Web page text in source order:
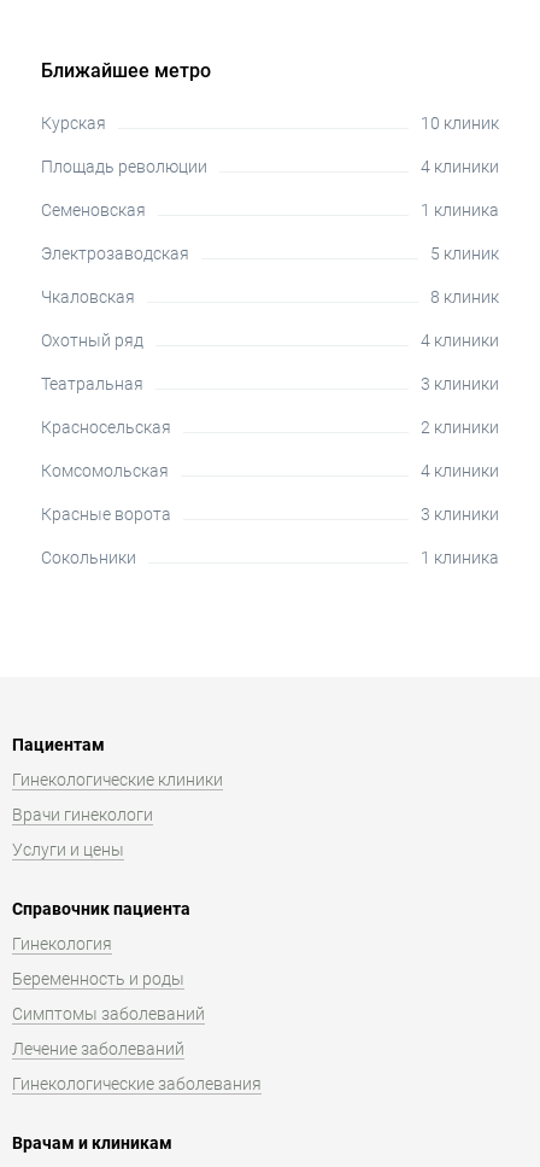
Ближайшее метро
Курская 10 клиник
Площадь революции 4 клиники
Семеновская 1 клиника
Электрозаводская 5 клиник
Чкаловская 8 клиник
Охотный ряд 4 клиники
Театральная 3 клиники
Красносельская 2 клиники
Комсомольская 4 клиники
Красные ворота 3 клиники
Сокольники 1 клиника
Пациентам
Гинекологические клиники
Врачи гинекологи
Услуги и цены
Справочник пациента
Гинекология
Беременность и роды
Симптомы заболеваний
Лечение заболеваний
Гинекологические заболевания
Врачам и клиникам